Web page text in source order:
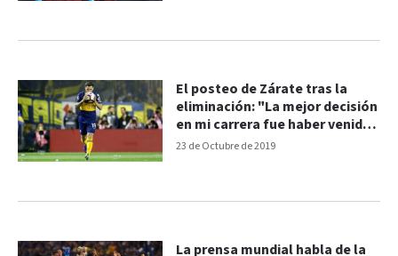
23 de Octubre de 2019
El posteo de Zárate tras la
eliminación: "La mejor decisión
en mi carrera fue haber venido
a Boca"
La prensa mundial habla de la